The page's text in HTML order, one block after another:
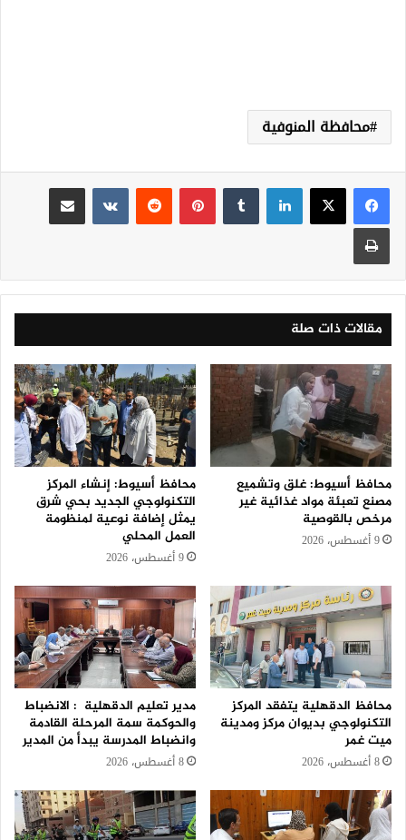
محافظة المنوفية
لينكدإن بينتيريست
مقالات ذات صلة
محافظ أسيوط: غلق وتشميع
مصنع تعبئة مواد غذائية غير
مرخص بالقوصية
9 أغسطس، 2026
محافظ أسيوط: إنشاء المركز
التكنولوجي الجديد بحي شرق
يمثل إضافة نوعية لمنظومة
العمل المحلي
9 أغسطس، 2026
محافظ الدقهلية يتفقد المركز
التكنولوجي بديوان مركز ومدينة
ميت غمر
8 أغسطس، 2026
مدير تعليم الدقهلية : الانضباط
والحوكمة سمة المرحلة القادمة
وانضباط المدرسة يبدأ من المدير
8 أغسطس، 2026